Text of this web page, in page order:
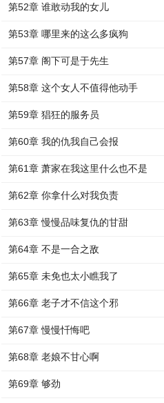
第52章 谁敢动我的女儿
第53章 哪里来的这么多疯狗
第57章 阁下可是于先生
第58章 这个女人不值得他动手
第59章 猖狂的服务员
第60章 我的仇我自己会报
第61章 萧家在我这里什么也不是
第62章 你拿什么对我负责
第63章 慢慢品味复仇的甘甜
第64章 不是一合之敌
第65章 未免也太小瞧我了
第66章 老子才不信这个邪
第67章 慢慢忏悔吧
第68章 老娘不甘心啊
第69章 够劲